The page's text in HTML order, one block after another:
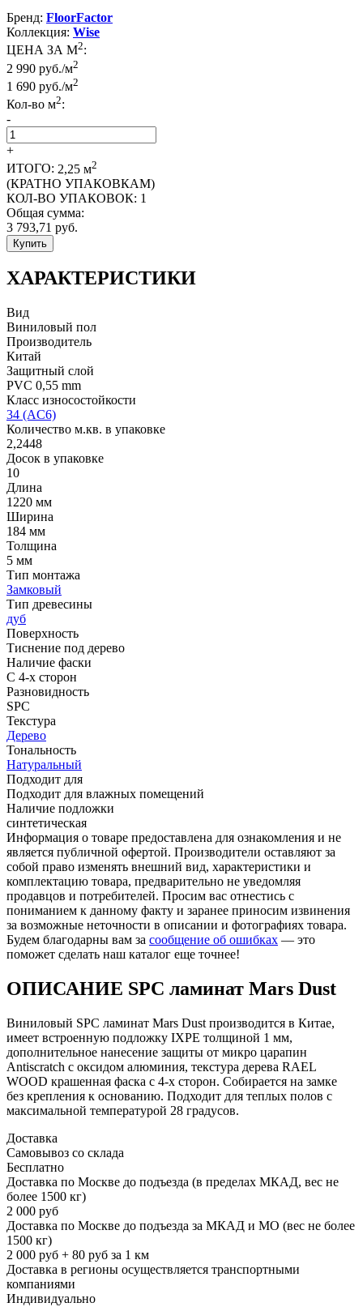
Бренд: FloorFactor
Коллекция: Wise
ЦЕНА ЗА М2:
2 990 руб./м2
1 690 руб./м2
Кол-во м2:
-
+
ИТОГО: 2,25 м2
(КРАТНО УПАКОВКАМ)
КОЛ-ВО УПАКОВОК: 1
Общая сумма:
3 793,71 руб.
Купить
ХАРАКТЕРИСТИКИ
Вид
Виниловый пол
Производитель
Китай
Защитный слой
PVC 0,55 mm
Класс износостойкости
34 (AC6)
Количество м.кв. в упаковке
2,2448
Досок в упаковке
10
Длина
1220 мм
Ширина
184 мм
Толщина
5 мм
Тип монтажа
Замковый
Тип древесины
дуб
Поверхность
Тиснение под дерево
Наличие фаски
С 4-х сторон
Разновидность
SPC
Текстура
Дерево
Тональность
Натуральный
Подходит для
Подходит для влажных помещений
Наличие подложки
синтетическая
Информация о товаре предоставлена для ознакомления и не
является публичной офертой. Производители оставляют за
собой право изменять внешний вид, характеристики и
комплектацию товара, предварительно не уведомляя
продавцов и потребителей. Просим вас отнестись с
пониманием к данному факту и заранее приносим извинения
за возможные неточности в описании и фотографиях товара.
Будем благодарны вам за сообщение об ошибках — это
поможет сделать наш каталог еще точнее!
ОПИСАНИЕ SPC ламинат Mars Dust
Виниловый SPC ламинат Mars Dust производится в Китае,
имеет встроенную подложку IXPE толщиной 1 мм,
дополнительное нанесение защиты от микро царапин
Antiscratch с оксидом алюминия, текстура дерева RAEL
WOOD крашенная фаска с 4-х сторон. Собирается на замке
без крепления к основанию. Подходит для теплых полов с
максимальной температурой 28 градусов.
Доставка
Самовывоз со склада
Бесплатно
Доставка по Москве до подъезда (в пределах МКАД, вес не
более 1500 кг)
2 000 руб
Доставка по Москве до подъезда за МКАД и МО (вес не более
1500 кг)
2 000 руб + 80 руб за 1 км
Доставка в регионы осуществляется транспортными
компаниями
Индивидуально